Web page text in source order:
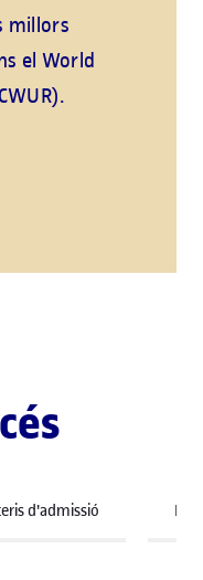
millors
el World
d'admissió